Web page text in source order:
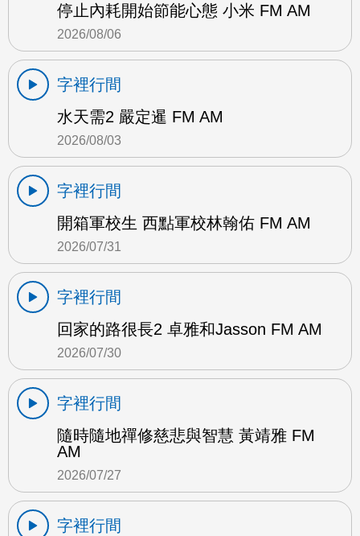
停止內耗開始節能心態 小米 FM AM
2026/08/06
字裡行間
水天需2 嚴定暹 FM AM
2026/08/03
字裡行間
開箱軍校生 西點軍校林翰佑 FM AM
2026/07/31
字裡行間
回家的路很長2 卓雅和Jasson FM AM
2026/07/30
字裡行間
隨時隨地禪修慈悲與智慧 黃靖雅 FM
AM
2026/07/27
字裡行間